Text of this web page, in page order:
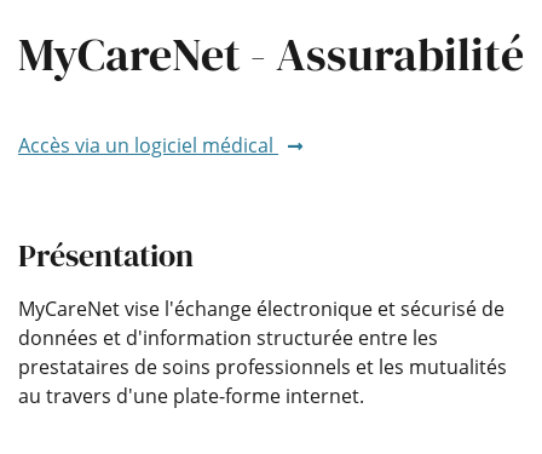
MyCareNet - Assurabilité
Accès via un logiciel médical
Présentation
MyCareNet vise l'échange électronique et sécurisé de
données et d'information structurée entre les
prestataires de soins professionnels et les mutualités
au travers d'une plate-forme internet.